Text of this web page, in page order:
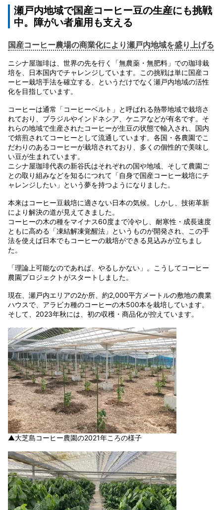
瀬戸内地域で国産コーヒー豆の生産にも挑戦
中。障がい者雇用も支える
国産コーヒー農場の商業化により瀬戸内地域を盛り上げる
ニシナ屋珈琲は、世界の先を行く「無農薬・無肥料」での珈琲栽
培を、日本国内でチャレンジしています。この挑戦は単に国産コ
ーヒー栽培手法を確立する、というだけでなく瀬戸内地域の活性
化を目指しています。
コーヒーは通常「コーヒーベルト」と呼ばれる熱帯地域で栽培さ
れており、ブラジルやインドネシア、ケニアなどが有名です。そ
れらの地域で生産されたコーヒーが生豆の状態で輸入され、国内
で焙煎されてコーヒーとして流通しています。各国・各農園でこ
だわりのあるコーヒーが栽培されており、多くの個性的で美味し
い豆が生まれています。
ニシナ屋珈琲代表の新谷氏はそれぞれの国や地域、そして農園ご
との取り組みなどを知るにつれて「自身で国産コーヒー栽培にチ
ャレンジしたい」という夢を持つようになりました。
本来はコーヒー豆栽培に適さない日本の気候。しかし、技術革新
により解決の道が見えてきました。
コーヒーの木の種をマイナス60度まで冷やし、耐寒性・成長速度
ともに高める「凍結解凍覚醒法」というものが開発され、この手
法を使えば日本でもコーヒーの栽培ができる見込みが立ちまし
た。
「理論上可能なのであれば、やるしかない」。こうしてコーヒー
農園プロジェクトがスタートしました。
現在、瀬戸内エリアの2か所、約2,000平方メートルの敷地の農業
ハウスで、アラビカ種のコーヒーの木500本を栽培しています。
そして、2023年秋には、初の収穫・商品化が控えています。
▲大芝島コーヒー農園の2021年ころの様子